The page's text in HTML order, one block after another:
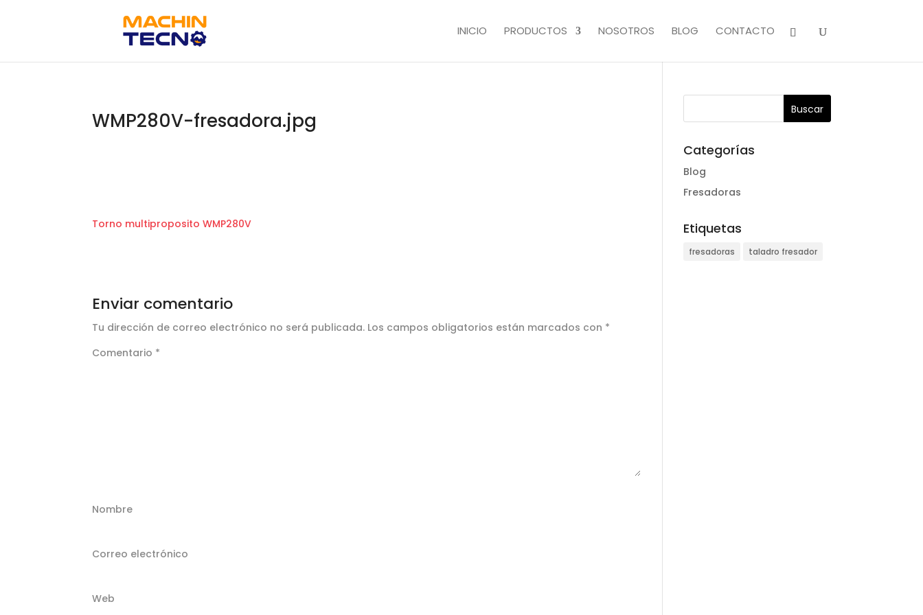
INICIO PRODUCTOS NOSOTROS BLOG CONTACTO
WMP280V-fresadora.jpg
Torno multiproposito WMP280V
Enviar comentario
Tu dirección de correo electrónico no será publicada. Los campos obligatorios están marcados con *
Comentario *
Nombre
Correo electrónico
Web
Categorías
Blog
Fresadoras
Etiquetas
fresadoras taladro fresador